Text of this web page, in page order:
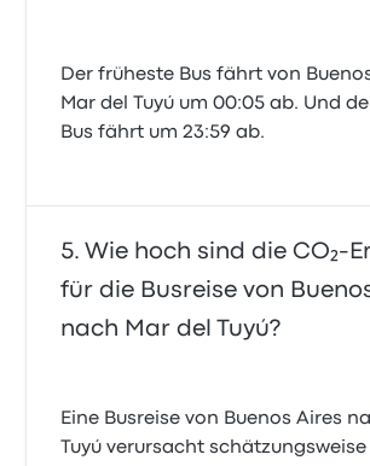
Der früheste Bus fährt von
Mar del Tuyú um 00:05 ab. Und
Bus fährt um 23:59 ab.
Wie hoch sind die CO₂-
für die Busreise von
nach Mar del Tuyú?
Eine Busreise von Buenos Aires
Tuyú verursacht schätzungsweise